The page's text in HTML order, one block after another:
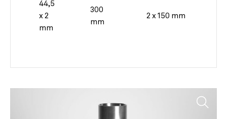
44,5
x 2
mm
300
mm
2 x 150 mm